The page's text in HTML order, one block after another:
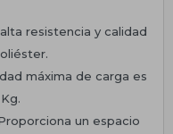
resistencia y calidad
máxima de carga es
un espacio